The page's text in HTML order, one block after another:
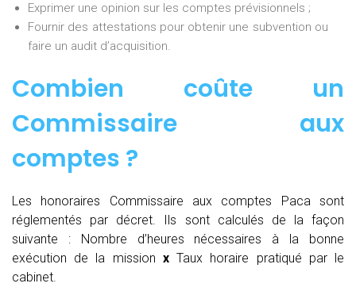
Exprimer une opinion sur les comptes prévisionnels ;
Fournir des attestations pour obtenir une subvention ou
faire un audit d’acquisition.
Combien coûte un
Commissaire aux
comptes ?
Les honoraires Commissaire aux comptes Paca sont
réglementés par décret. Ils sont calculés de la façon
suivante :
Nombre d’heures nécessaires à la bonne
exécution de la mission xTaux horaire pratiqué par le
cabinet.